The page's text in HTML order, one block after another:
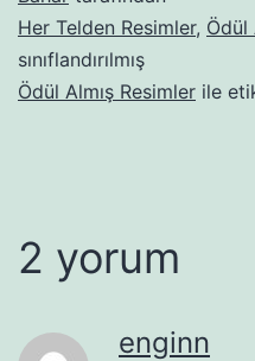
Her Telden Resimler, Ödül
sınıflandırılmış
Ödül Almış Resimler ile
2 yorum
enginn